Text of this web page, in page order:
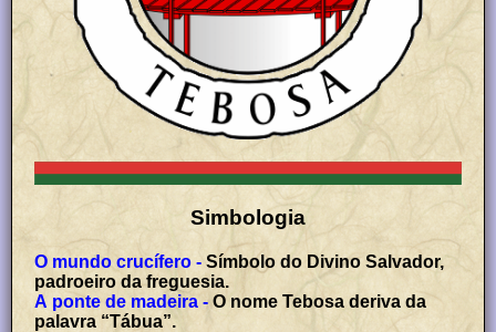
Simbologia
O mundo crucífero - Símbolo do Divino Salvador,
padroeiro da freguesia.
A ponte de madeira - O nome Tebosa deriva da
palavra “Tábua”.